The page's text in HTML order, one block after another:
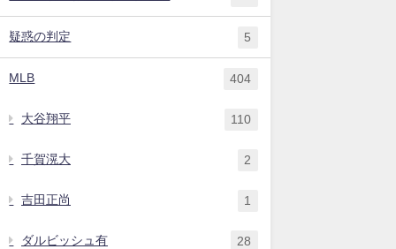
疑惑の判定 5
MLB 404
大谷翔平 110
千賀滉大 2
吉田正尚 1
ダルビッシュ有 28